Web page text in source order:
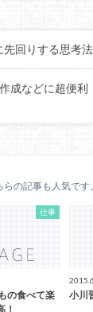
回りする思考
成などに超便利
らの記事も人気です。
仕事
の食べて楽
！
小川